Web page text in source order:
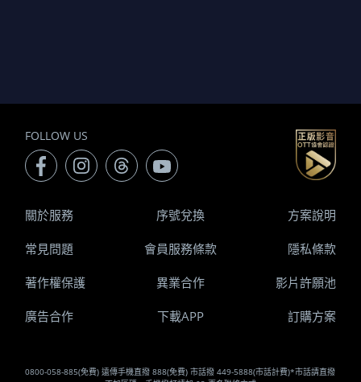
FOLLOW US
0800-058-885(免費) 遠傳手機直撥 888(免費) 市話撥 449-5888(市話計費)*市話請直撥
關於服務 序號兌換 方案說明
常見問題 會員服務條款 隱私條款
著作權保護 異業合作 影片許願池
廣告合作 下載APP 訂購方案